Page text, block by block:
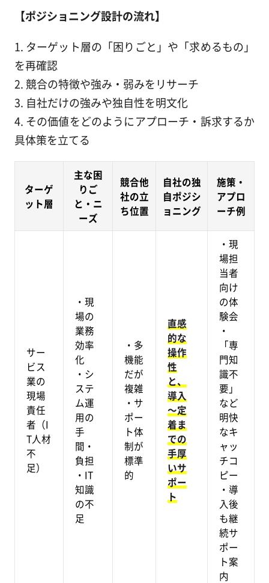
【ポジショニング設計の流れ】
1. ターゲット層の「困りごと」や「求めるもの」
を再確認
2. 競合の特徴や強み・弱みをリサーチ
3. 自社だけの強みや独自性を明文化
4. その価値をどのようにアプローチ・訴求するか
具体策を立てる
ターゲ
ット層
主な困
りご
と・ニ
ーズ
競合他
社の立
ち位置
自社の独
自ポジシ
ョニング
施策・
アプロ
ーチ例
サー
ビス
業の
現場
責任
者（I
T人材
不
足）
・現
場の
業務
効率
化
・シ
ステ
ム運
用の
手
間・
負担
・IT
知識
の不
足
・多
機能
だが
複雑
・サ
ポー
ト体
制が
標準
的
直感
的な
操作
性
と、
導入
～定
着ま
での
手厚
いサ
ポー
ト
・現
場担
当者
向け
の体
験会
・
「専
門知
識不
要」
など
明快
なキ
ャッ
チコ
ピー
・導
入後
も継
続サ
ポー
ト案
内